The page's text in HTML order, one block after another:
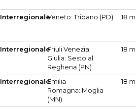
InterregionaleVeneto: Tribano (PD) 18 m
InterregionaleFriuli Venezia
Giulia: Sesto al
Reghena (PN)
18 m
InterregionaleEmilia
Romagna: Moglia
(MN)
18 m